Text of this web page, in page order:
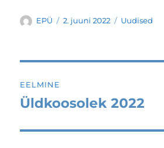
Autor
EPÜ Postitatud
2. juuni 2022 Rubriigid
Uudised
EELMINE
Eelmine
Üldkoosolek 2022